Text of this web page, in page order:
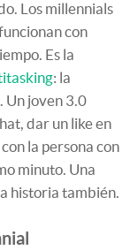
Los millennials
con
Es la
: la
Un joven 3.0
dar un like en
la persona con
minuto. Una
historia también.